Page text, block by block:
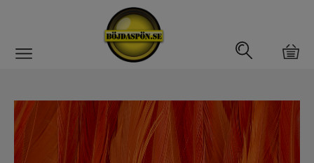
Abborrfemman
Interfiske